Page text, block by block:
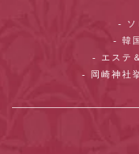
- ソ
- 韓
- エステ
- 岡崎神社